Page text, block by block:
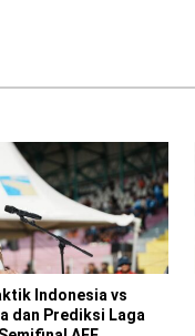
Indonesia vs
dan Prediksi Laga